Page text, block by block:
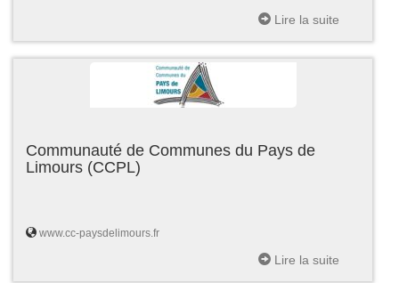
Lire la suite
Communauté de Communes du Pays de
Limours (CCPL)
www.cc-paysdelimours.fr
Lire la suite